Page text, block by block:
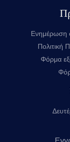
Ενημέρωση
Φόρμα